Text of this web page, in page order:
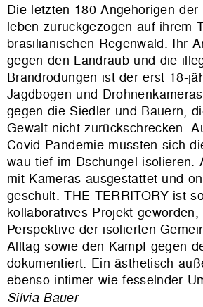
Die letzten 180 Angehörigen der
leben zurückgezogen auf ihrem
brasilianischen Regenwald. Ihr
gegen den Landraub und die
Brandrodungen ist der erst 18-
Jagdbogen und
gegen die Siedler und Bauern,
Gewalt nicht zurückschrecken.
Covid-Pandemie mussten sich
wau tief im Dschungel isolieren.
mit Kameras ausgestattet und
geschult. THE TERRITORY ist
kollaboratives Projekt
Perspektive der isolierten
Alltag sowie den Kampf gegen
dokumentiert. Ein ästhetisch
ebenso intimer wie fesselnder
Silvia Bauer